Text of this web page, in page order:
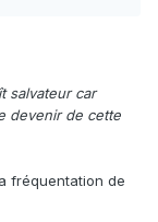
pro-
ainsi
de
sur la
sur la volonté
salvateur car
devenir de cette
fréquentation de